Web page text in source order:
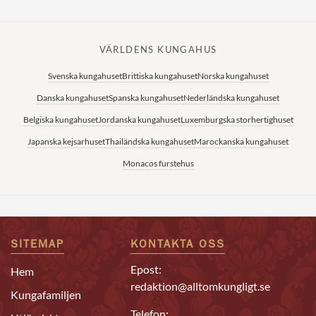
VÄRLDENS KUNGAHUS
Svenska kungahusetBrittiska kungahusetNorska kungahuset
Danska kungahusetSpanska kungahusetNederländska kungahuset
Belgiska kungahusetJordanska kungahusetLuxemburgska storhertighuset
Japanska kejsarhusetThailändska kungahusetMarockanska kungahuset
Monacos furstehus
SITEMAP
Hem
Kungafamiljen
KONTAKTA OSS
Epost:
redaktion@alltomkungligt.se